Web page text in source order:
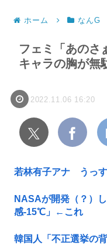
ホーム なんG
フェミ「あの
キャラの胸が無
2022.11.06 16:20
若林有子アナ うっす
NASAが開発（？）
感-15℃」←これ
韓国人「不正選挙の